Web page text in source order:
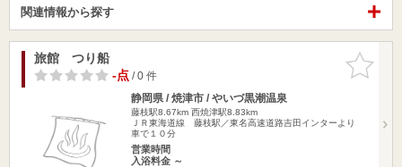
関連情報から探す
お気に入
りに追加
旅館 つり船
-点/ 0 件
静岡県 / 焼津市 / やいづ黒潮温泉
藤枝駅8.67km 西焼津駅8.83km
ＪＲ東海道線 藤枝駅／東名高速道路吉田インターより
車で１０分
営業時間
入浴料金 ～